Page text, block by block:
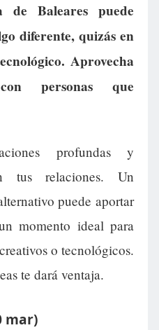
de Baleares puede
diferente, quizás en
Aprovecha
personas que
profundas y
tus relaciones. Un
puede aportar
momento ideal para
o tecnológicos.
te dará ventaja.
mar)